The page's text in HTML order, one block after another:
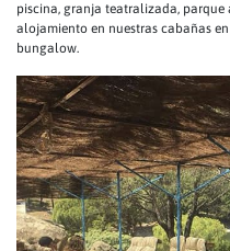
piscina, granja teatralizada, parque
alojamiento en nuestras cabañas
bungalow.